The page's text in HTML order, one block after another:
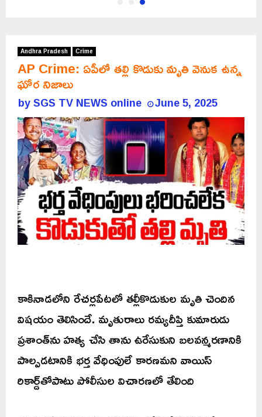
Andhra Pradesh Crime
AP Crime: ఏపీలో తల్లి కొడుకు మృతి వెనుక ఉన్న
ఘోర నిజాలు
bySGS TV NEWS online June 5, 2025
కాకినాడలోని రేచర్లపేటలో తల్లీకొడుకుల మృతి చెందిన
విషయం తెలిసిందే. మృతురాలు రమ్యదీప్తి కుమారుడు
ప్రశాంత్‌ను హత్య చేసి తాను ఉరేసుకుని బలవన్మరణానికి
పాల్పడటానికి భర్త వేధింపులే కారణమని వాయిస్
రికార్డ్‌తోపాటు పోలీసుల విచారణలో తేలింది